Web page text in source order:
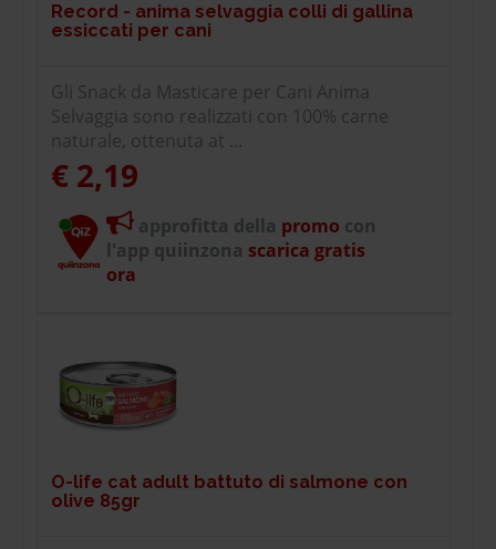
Record - anima selvaggia colli di gallina
essiccati per cani
Gli Snack da Masticare per Cani Anima
Selvaggia sono realizzati con 100% carne
naturale, ottenuta at ...
€ 2,19
approfitta della promo con
l'app quiinzona scarica gratis
ora
O-life cat adult battuto di salmone con
olive 85gr